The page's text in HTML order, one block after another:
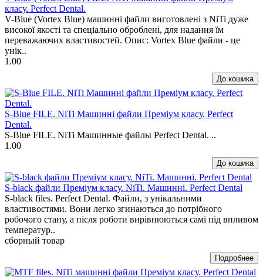
класу. Perfect Dental.
V-Blue (Vortex Blue) машинні файли виготовлені з NiTi дуже
високої якості та спеціально оброблені, для надання їм
переважаючих властивостей. Опис: Vortex Blue файли - це
унік..
1.00
S-Blue FILE. NiTi Машинні файли Преміум класу. Perfect
Dental.
S-Blue FILE. NiTi Машинные файлы Perfect Dental. ..
1.00
S-black файли Преміум класу. NiTi. Машинні. Perfect Dental
S-black files. Perfect Dental. Файли, з унікальними
властивостями. Вони легко згинаються до потрібного
робочого стану, а після роботи вирівнюються самі під впливом
температур..
сборный товар